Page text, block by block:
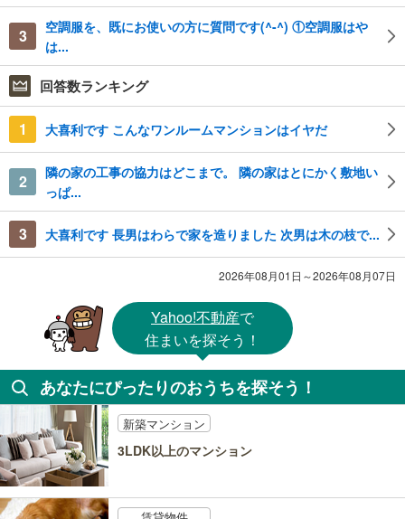
3
空調服を、既にお使いの方に質問です(^-^) ①空調服はや
は...
回答数ランキング
1 大喜利です こんなワンルームマンションはイヤだ
2
隣の家の工事の協力はどこまで。 隣の家はとにかく敷地い
っぱ...
3 大喜利です 長男はわらで家を造りました 次男は木の枝で...
2026年08月01日～2026年08月07日
Yahoo!不動産で
住まいを探そう！
あなたにぴったりのおうちを探そう！
新築マンション
3LDK以上のマンション